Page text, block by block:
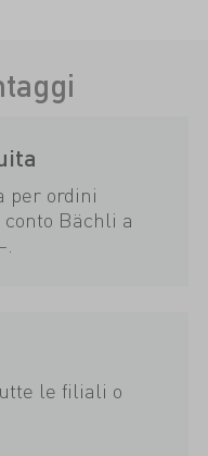
per ordini
Bächli a
le filiali o